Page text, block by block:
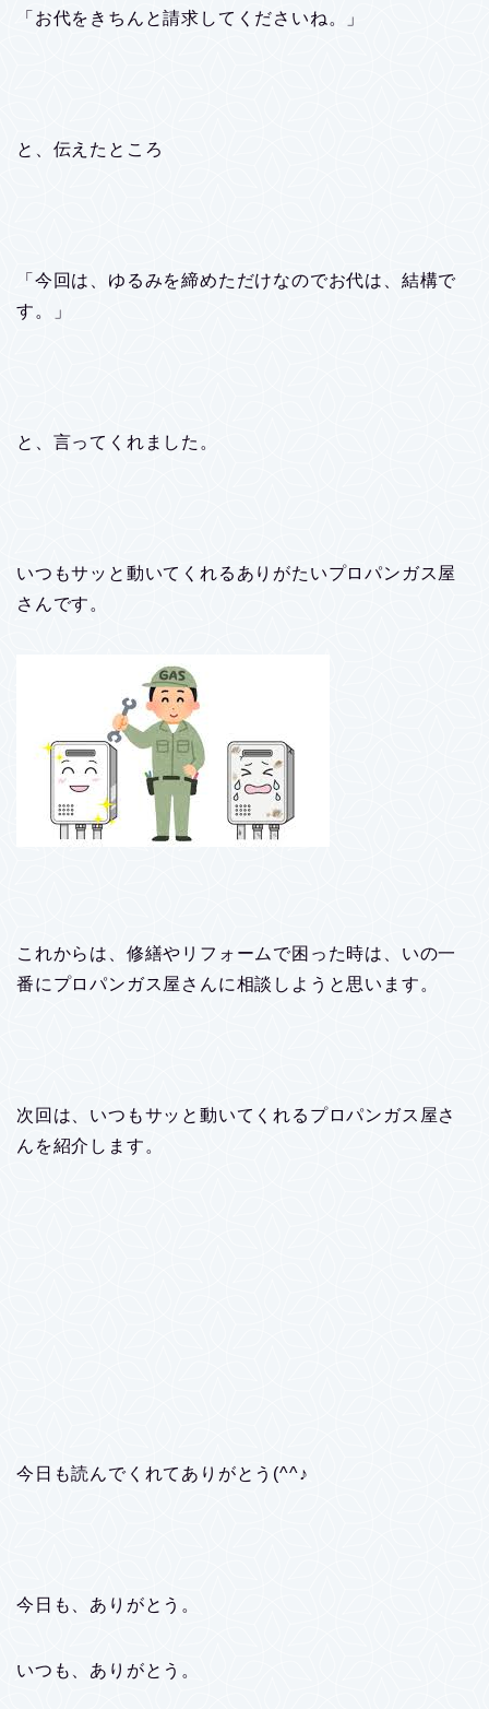
「お代をきちんと請求してくださいね。」
と、伝えたところ
「今回は、ゆるみを締めただけなのでお代は、結構で
す。」
と、言ってくれました。
いつもサッと動いてくれるありがたいプロパンガス屋
さんです。
これからは、修繕やリフォームで困った時は、いの一
番にプロパンガス屋さんに相談しようと思います。
次回は、いつもサッと動いてくれるプロパンガス屋さ
んを紹介します。
今日も読んでくれてありがとう(^^♪
今日も、ありがとう。
いつも、ありがとう。